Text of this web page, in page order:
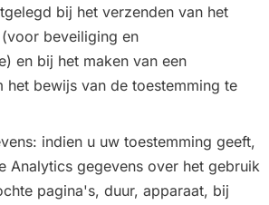
bij het verzenden van het
beveiliging en
en bij het maken van een
het bewijs van de toestemming te
indien u uw toestemming geeft,
Analytics gegevens over het gebruik
pagina's, duur, apparaat, bij